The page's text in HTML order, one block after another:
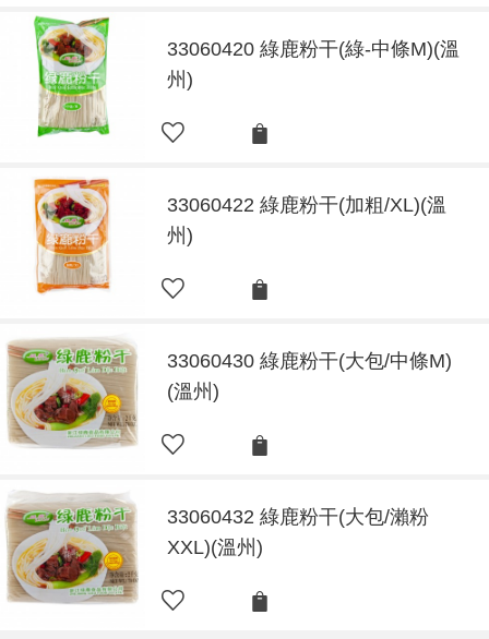
33060420 綠鹿粉干(綠-中條M)(溫
州)
33060422 綠鹿粉干(加粗/XL)(溫
州)
33060430 綠鹿粉干(大包/中條M)
(溫州)
33060432 綠鹿粉干(大包/瀨粉
XXL)(溫州)